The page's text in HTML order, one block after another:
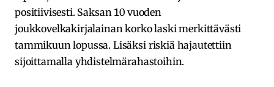
positiivisesti. Saksan 10 vuoden
joukkovelkakirjalainan korko laski merkittävästi
tammikuun lopussa. Lisäksi riskiä hajautettiin
sijoittamalla yhdistelmärahastoihin.